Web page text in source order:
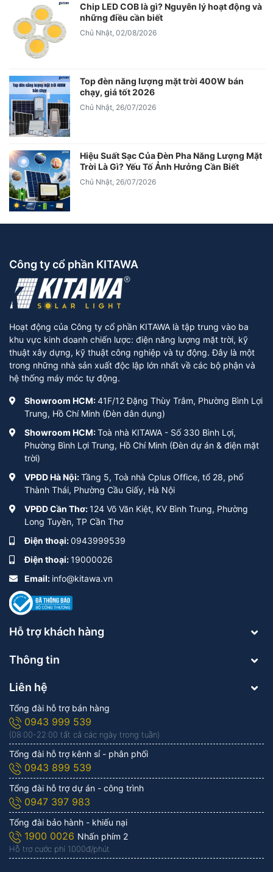
Chip LED COB là gì? Nguyên lý hoạt động và
những điều cần biết
Chủ Nhật, 02/08/2026
Top đèn năng lượng mặt trời 400W bán
chạy, giá tốt 2026
Chủ Nhật, 26/07/2026
Hiệu Suất Sạc Của Đèn Pha Năng Lượng Mặt
Trời Là Gì? Yếu Tố Ảnh Hưởng Cần Biết
Chủ Nhật, 26/07/2026
Công ty cổ phần KITAWA
Hoạt động của Công ty cổ phần KITAWA là tập trung vào ba
khu vực kinh doanh chiến lược: điện năng lượng mặt trời, kỹ
thuật xây dựng, kỹ thuật công nghiệp và tự động. Đây là một
trong những nhà sản xuất độc lập lớn nhất về các bộ phận và
hệ thống máy móc tự động.
Showroom HCM:41F/12 Đặng Thùy Trâm, Phường Bình Lợi
Trung, Hồ Chí Minh (Đèn dân dụng)
Showroom HCM:Toà nhà KITAWA - Số 330 Bình Lợi,
Phường Bình Lợi Trung, Hồ Chí Minh (Đèn dự án & điện mặt
trời)
VPĐD Hà Nội:Tầng 5, Toà nhà Cplus Office, tổ 28, phố
Thành Thái, Phường Cầu Giấy, Hà Nội
VPĐD Cần Thơ:124 Võ Văn Kiệt, KV Bình Trung, Phường
Long Tuyền, TP Cần Thơ
Điện thoại:0943999539
Điện thoại:19000026
Email: info@kitawa.vn
Hỗ trợ khách hàng
Thông tin
Liên hệ
Tổng đài hỗ trợ bán hàng
0943 999 539
(08:00-22:00 tất cả các ngày trong tuần)
Tổng đài hỗ trợ kênh sỉ - phân phối
0943 899 539
Tổng đài hỗ trợ dự án - công trình
0947 397 983
Tổng đài bảo hành - khiếu nại
1900 0026 Nhấn phím 2
Hỗ trợ cước phí 1.000đ/phút